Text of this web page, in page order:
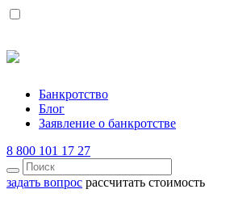
Банкротство
Блог
Заявление о банкротстве
8 800 101 17 27
задать вопрос рассчитать стоимость